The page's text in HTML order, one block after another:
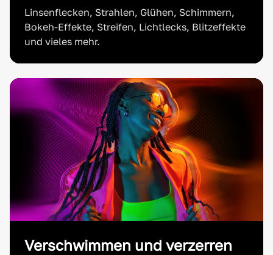
Linsenflecken, Strahlen, Glühen, Schimmern,
Bokeh-Effekte, Streifen, Lichtlecks, Blitzeffekte
und vieles mehr.
Verschwimmen und verzerren